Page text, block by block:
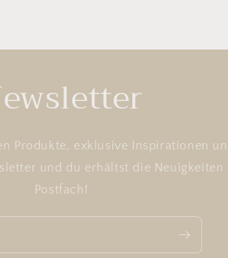
Produkte, exklusive Inspirationen
und du erhältst die
Postfach!